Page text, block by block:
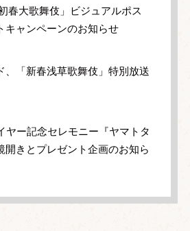
春大歌舞伎」ビジュアルポス
キャンペーンのお知らせ
、「新春浅草歌舞伎」特別放送
ヤー記念セレモニー『ヤマトタ
開きとプレゼント企画のお知ら